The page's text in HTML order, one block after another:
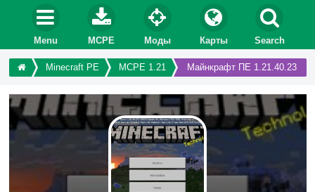
Menu MCPE Моды Карты Search
Minecraft PE MCPE 1.21 Майнкрафт ПЕ 1.21.40.23